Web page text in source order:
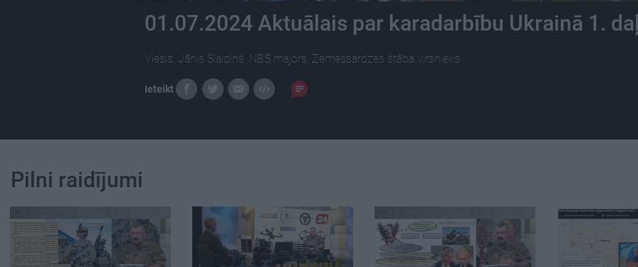
01.07.2024 Aktuālais par karadarbību Ukrainā 1.
Viesis: Jānis Slaidiņš, NBS majors, Zemessardzes štāba virsnieks.
Ieteikt
Pilni raidījumi